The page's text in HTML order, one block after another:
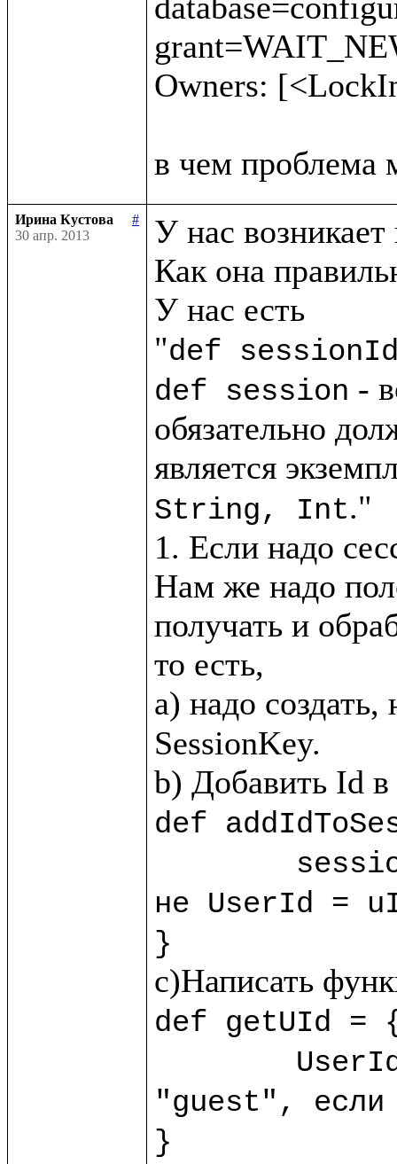
Owners:
Ирина Кустова
#
30 апр. 2013
У нас
Как она
У нас есть
"def
def session -
обязательно
является
String, Int."
1. Если надо
Нам же надо
получать и
то есть,
a) надо
SessionKey.
def
не UserId =
}
def getUId =
"guest", если
}